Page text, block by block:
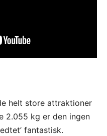
helt store attraktioner
2.055 kg er den ingen
fantastisk.